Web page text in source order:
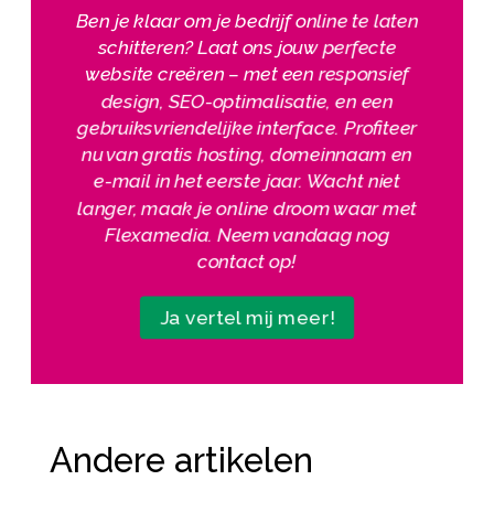
Ben je klaar om je bedrijf online te laten
schitteren? Laat ons jouw perfecte
website creëren – met een responsief
design, SEO-optimalisatie, en een
gebruiksvriendelijke interface. Profiteer
nu van gratis hosting, domeinnaam en
e-mail in het eerste jaar. Wacht niet
langer, maak je online droom waar met
Flexamedia. Neem vandaag nog
contact op!
Ja vertel mij meer!
Andere artikelen